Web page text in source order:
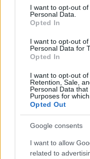
consent section.
I want to opt-out
Personal Data.
Opted In
I want to opt-out
Personal Data for
Opted In
I want to opt-out of
Retention, Sale,
Personal Data
Purposes for
Opted Out
Google consents
I want to allow
related to
exkluzivitásában
| 2019.08.28 08:50
módszerével.